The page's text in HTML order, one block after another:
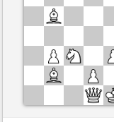
Esta partida es por puntos